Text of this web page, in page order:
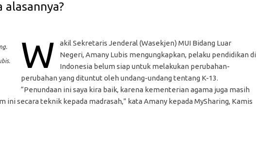
alasannya?
W
akil Sekretaris Jenderal (Wasekjen) MUI Bidang Luar
Negeri, Amany Lubis mengungkapkan, pelaku pendidikan di
Indonesia belum siap untuk melakukan perubahan-
perubahan yang dituntut oleh undang-undang tentang K-13.
“Penundaan ini saya kira baik, karena kementerian agama juga masih
secara teknik kepada madrasah,” kata Amany kepada MySharing, Kamis